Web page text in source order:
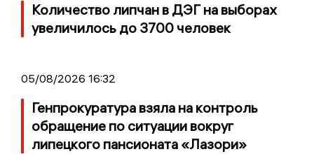
Количество липчан в ДЭГ на выборах
увеличилось до 3700 человек
05/08/2026 16:32
Генпрокуратура взяла на контроль
обращение по ситуации вокруг
липецкого пансионата «Лазори»